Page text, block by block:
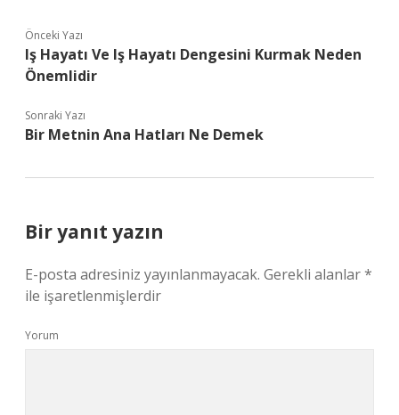
Önceki Yazı
Iş Hayatı Ve Iş Hayatı Dengesini Kurmak Neden
Önemlidir
Sonraki Yazı
Bir Metnin Ana Hatları Ne Demek
Bir yanıt yazın
E-posta adresiniz yayınlanmayacak. Gerekli alanlar*
ile işaretlenmişlerdir
Yorum